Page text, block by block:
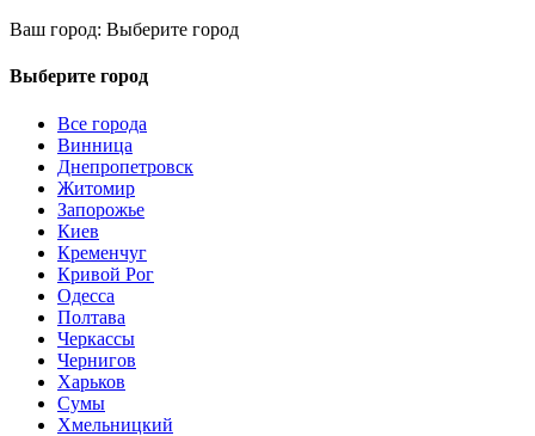
Ваш город: Выберите город
Выберите город
Все города
Винница
Днепропетровск
Житомир
Запорожье
Киев
Кременчуг
Кривой Рог
Одесса
Полтава
Черкассы
Чернигов
Харьков
Сумы
Хмельницкий